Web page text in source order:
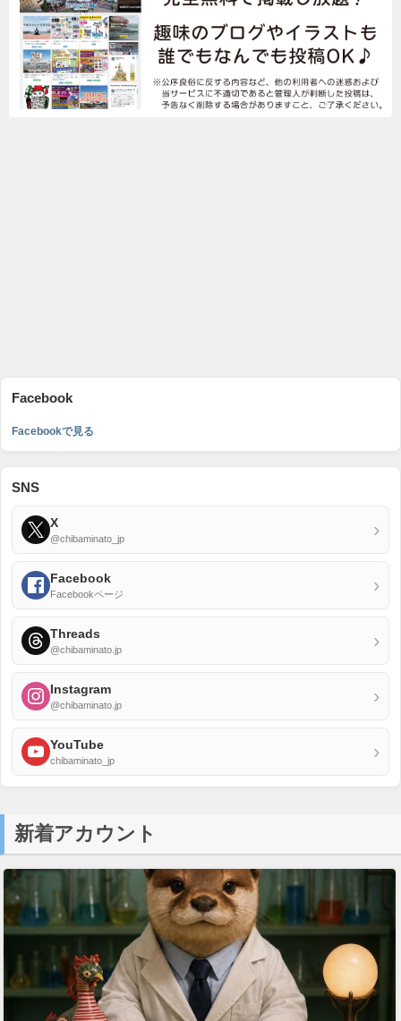
Facebook
Facebookで見る
SNS
X
@chibaminato_jp ›
Facebook
Facebookページ ›
Threads
@chibaminato.jp ›
Instagram
@chibaminato.jp ›
YouTube
chibaminato_jp ›
新着アカウント